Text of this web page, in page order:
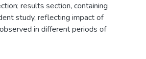
results section, containing
study, reflecting impact of
in different periods of